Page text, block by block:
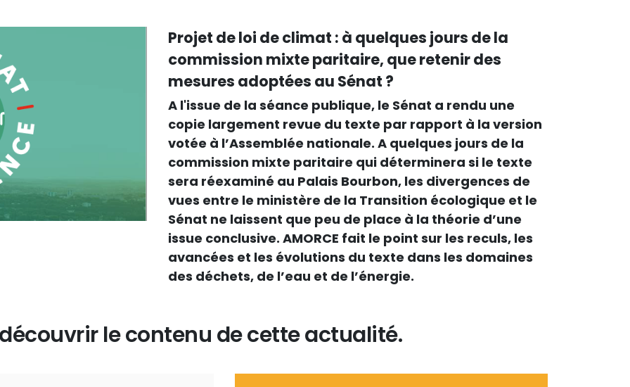
Projet de loi de climat : à quelques jours de la
commission mixte paritaire, que retenir des
mesures adoptées au Sénat ?
A l'issue de la séance publique, le Sénat a rendu une
copie largement revue du texte par rapport à la version
votée à l’Assemblée nationale. A quelques jours de la
commission mixte paritaire qui déterminera si le texte
sera réexaminé au Palais Bourbon, les divergences de
vues entre le ministère de la Transition écologique et le
Sénat ne laissent que peu de place à la théorie d’une
issue conclusive. AMORCE fait le point sur les reculs, les
avancées et les évolutions du texte dans les domaines
des déchets, de l’eau et de l’énergie.
le contenu de cette actualité.